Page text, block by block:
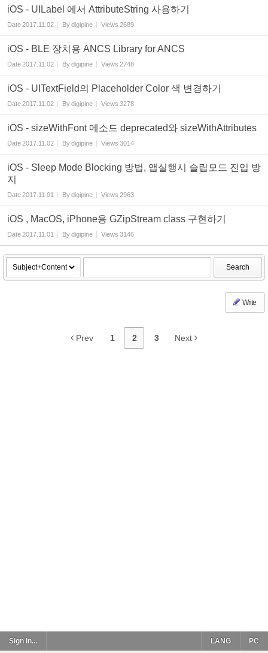
iOS - UILabel 에서 AttributeString 사용하기
Date2017.11.02 Bydigipine Views 2689
iOS - BLE 장치용 ANCS Library for ANCS
Date2017.11.02 Bydigipine Views 2748
iOS - UITextField의 Placeholder Color 색 변경하기
Date2017.11.02 Bydigipine Views 3278
iOS - sizeWithFont 메소드 deprecated와 sizeWithAttributes
Date2017.11.02 Bydigipine Views 3014
iOS - Sleep Mode Blocking 방법, 앱실행시 슬립모드 진입 방
지
Date2017.11.01 Bydigipine Views 2963
iOS , MacOS, iPhone용 GZipStream class 구현하기
Date2017.11.01 Bydigipine Views 3146
Search
Write
Prev 1 2 3 Next
Sign In... PC
LANG